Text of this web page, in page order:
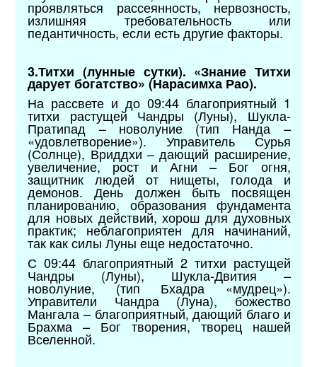
проявляться рассеянность, нервозность,
излишняя требовательность или
педантичность, если есть другие факторы.
3.Титхи (лунные сутки). «Знание Титхи
дарует богатство» (Нарасимха Рао).
На рассвете и до 09:44 благоприятный 1
титхи растущей Чандры (Луны), Шукла-
Пратипад – новолуние (тип Нанда –
«удовлетворение»). Управитель Сурья
(Солнце), Вриддхи – дающий расширение,
увеличение, рост и Агни – Бог огня,
защитник людей от нищеты, голода и
демонов. День должен быть посвящен
планированию, образования фундамента
для новых действий, хорош для духовных
практик; неблагоприятен для начинаний,
так как силы Луны еще недостаточно.
С 09:44 благоприятный 2 титхи растущей
Чандры (Луны), Шукла-Двития –
новолуние, (тип Бхадра «мудрец»).
Управители Чандра (Луна), божество
Мангала – благоприятный, дающий благо и
Брахма – Бог творения, творец нашей
Вселенной.